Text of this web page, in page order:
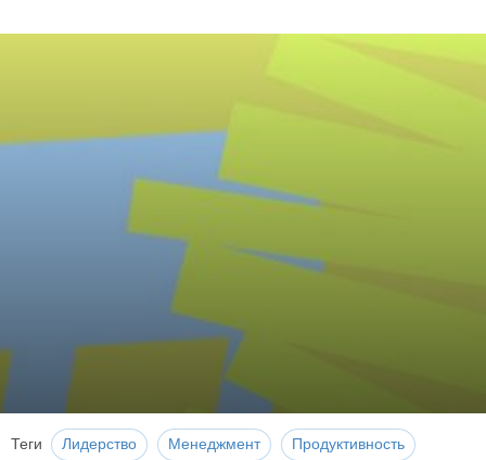
Теги Лидерство Менеджмент Продуктивность